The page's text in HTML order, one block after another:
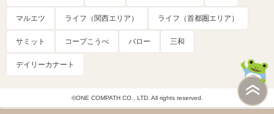
マルエツ ライフ（関西エリア） ライフ（首都圏エリア）
サミット コープこうべ バロー 三和
デイリーカナート
©ONE COMPATH CO., LTD. All rights reserved.